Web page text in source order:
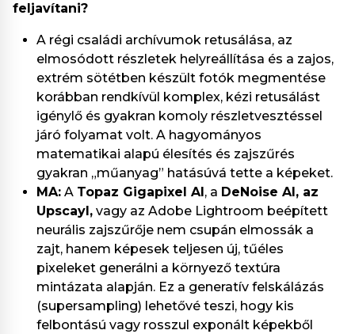
feljavítani?
A régi családi archívumok retusálása, az
elmosódott részletek helyreállítása és a zajos,
extrém sötétben készült fotók megmentése
korábban rendkívül komplex, kézi retusálást
igénylő és gyakran komoly részletvesztéssel
járó folyamat volt. A hagyományos
matematikai alapú élesítés és zajszűrés
gyakran „műanyag” hatásúvá tette a képeket.
MA: A Topaz Gigapixel AI , a DeNoise AI, az
Upscayl, vagy az Adobe Lightroom beépített
neurális zajszűrője nem csupán elmossák a
zajt, hanem képesek teljesen új, tűéles
pixeleket generálni a környező textúra
mintázata alapján. Ez a generatív felskálázás
(supersampling) lehetővé teszi, hogy kis
felbontású vagy rosszul exponált képekből